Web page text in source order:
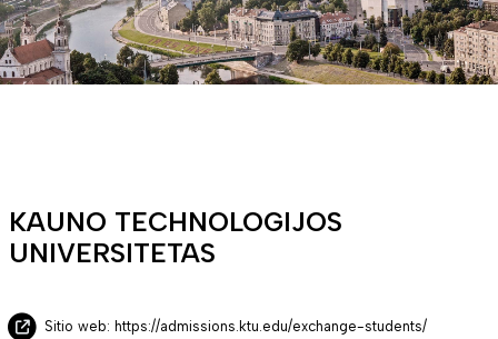
KAUNO TECHNOLOGIJOS
UNIVERSITETAS
Sitio web: https://admissions.ktu.edu/exchange-students/